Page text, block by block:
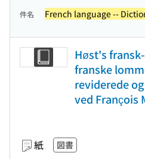
件名 French language --
Høst's
franske
reviderede
ved François
紙 図書